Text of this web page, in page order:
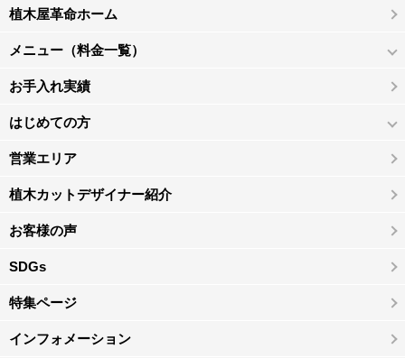
植木屋革命ホーム
メニュー（料金一覧）
お手入れ実績
はじめての方
営業エリア
植木カットデザイナー紹介
お客様の声
SDGs
特集ページ
インフォメーション